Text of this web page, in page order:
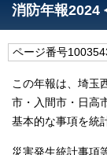
消防年報2024
ページ番号
この年報は、埼玉
市・入間市・日高
基本的な事項を統
災害発生統計事項